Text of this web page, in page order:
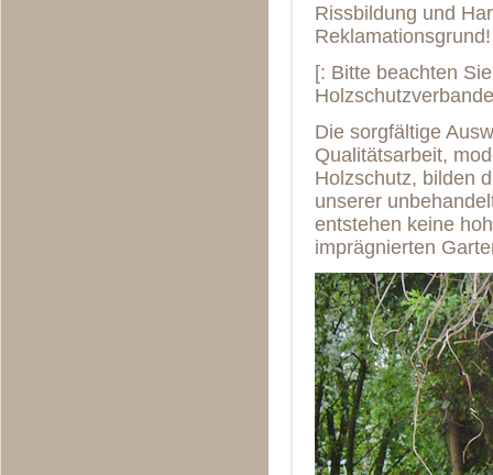
Rissbildung und
Reklamationsgrund!
[: Bitte beachten
Die sorgfältige
Qualitätsarbeit,
Holzschutz, bilden
unserer
entstehen keine
imprägnierten